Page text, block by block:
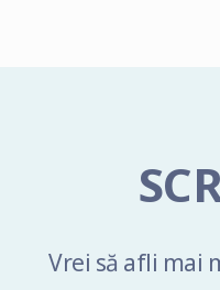
Vrei să afli mai